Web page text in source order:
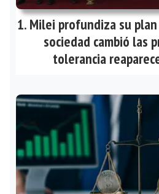
Milei profundiza su
sociedad cambió las
tolerancia